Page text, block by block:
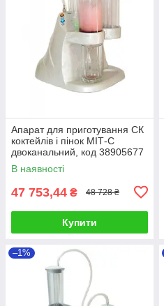
Апарат для приготування СК
коктейлів і пінок МІТ-С
двоканальний, код 38905677
В наявності
47 753,44 ₴ 48 728 ₴
Купити
–1%